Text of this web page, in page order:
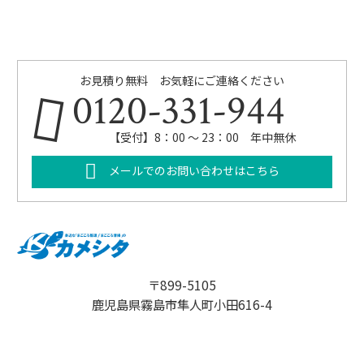
お見積り無料 お気軽にご連絡ください
0120-331-944
【受付】8：00 ～ 23：00 年中無休
メールでのお問い合わせはこちら
〒899-5105
鹿児島県霧島市隼人町小田616-4